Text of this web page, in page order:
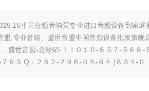
15寸三分频音响买专业进口音频设备到家
盟,专业音箱、盛世音盟中国音频设备批发旗舰
盛世音盟-总经销-！！０１０-８５７-５６８
９３ Q：２６２-２９６-０５-６４ |８３４-０